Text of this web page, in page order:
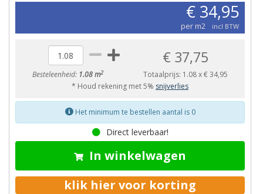
€ 34,95
per m2 incl BTW
Besteleenheid: 1.08 m2
€ 37,75
Totaalprijs: 1.08x€ 34,95
* Houd rekening met 5% snijverlies
Het minimum te bestellen aantal is 0
Direct leverbaar!
In winkelwagen
klik hier voor korting